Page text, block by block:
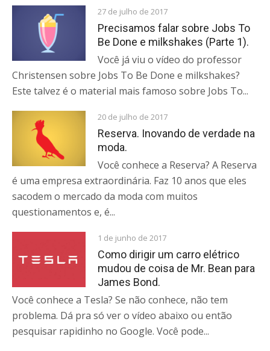
27 de julho de 2017
Precisamos falar sobre Jobs To
Be Done e milkshakes (Parte 1).
Você já viu o vídeo do professor
Christensen sobre Jobs To Be Done e milkshakes?
Este talvez é o material mais famoso sobre Jobs To...
20 de julho de 2017
Reserva. Inovando de verdade na
moda.
Você conhece a Reserva? A Reserva
é uma empresa extraordinária. Faz 10 anos que eles
sacodem o mercado da moda com muitos
questionamentos e, é...
1 de junho de 2017
Como dirigir um carro elétrico
mudou de coisa de Mr. Bean para
James Bond.
Você conhece a Tesla? Se não conhece, não tem
problema. Dá pra só ver o vídeo abaixo ou então
pesquisar rapidinho no Google. Você pode...